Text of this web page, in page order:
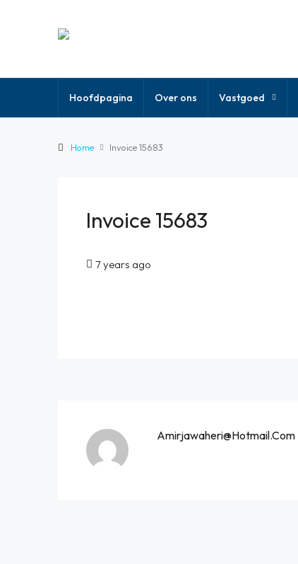
Hoofdpagina Over ons Vastgoed
Home Invoice 15683
Invoice 15683
7 years ago
Amirjawaheri@hotmail.com